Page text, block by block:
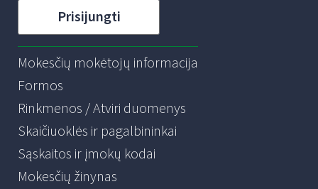
Prisijungti
Mokesčių mokėtojų informacija
Formos
Rinkmenos / Atviri duomenys
Skaičiuoklės ir pagalbininkai
Sąskaitos ir įmokų kodai
Mokesčių žinynas